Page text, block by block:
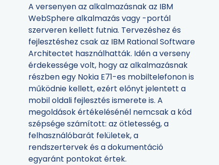
A versenyen az alkalmazásnak az IBM
WebSphere alkalmazás vagy -portál
szerveren kellett futnia. Tervezéshez és
fejlesztéshez csak az IBM Rational Software
Architectet használhatták. Idén a verseny
érdekessége volt, hogy az alkalmazásnak
részben egy Nokia E71-es mobiltelefonon is
működnie kellett, ezért előnyt jelentett a
mobil oldali fejlesztés ismerete is. A
megoldások értékelésénél nemcsak a kód
szépsége számított: az ötletesség, a
felhasználóbarát felületek, a
rendszertervek és a dokumentáció
egyaránt pontokat értek.